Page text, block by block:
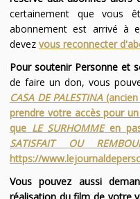
certainement que vous
abonnement est arrivé à
devez vous reconnecter
Pour soutenir Personne et
de faire un don, vous
CASA DE PALESTINA(ancien
prendre votre accès pour
que LE SURHOMMEen
SATISFAIT OU
https://
Vous pouvez aussi
réalisation du film de votre